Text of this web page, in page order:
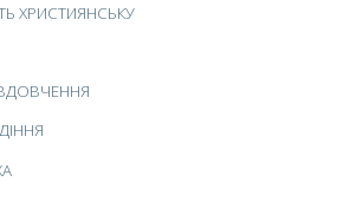
ХРИСТИЯНСЬКУ